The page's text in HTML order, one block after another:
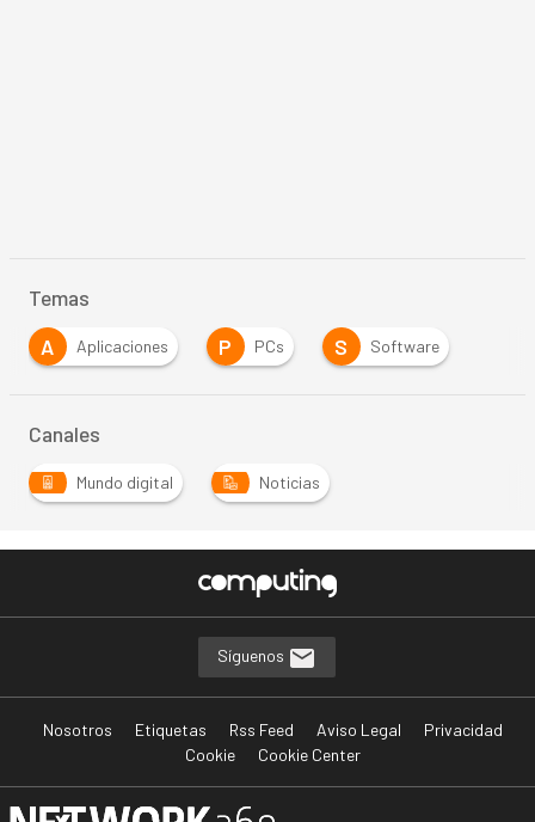
Temas
A
Aplicaciones P PCs S Software
Canales
Mundo digital Noticias
Síguenos
Nosotros Etiquetas Rss Feed Aviso Legal
Privacidad
Cookie
Cookie Center